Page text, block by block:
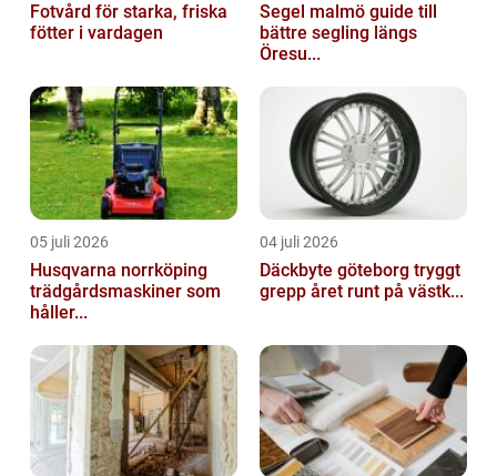
Fotvård för starka, friska
fötter i vardagen
Segel malmö guide till
bättre segling längs
Öresu...
05 juli 2026
Husqvarna norrköping
trädgårdsmaskiner som
håller...
04 juli 2026
Däckbyte göteborg tryggt
grepp året runt på västk...